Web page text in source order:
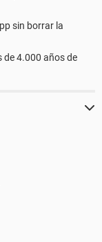
sin borrar la
de 4.000 años de